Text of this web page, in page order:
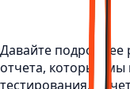
Давайте подробнее
отчета, который мы
тестирования.